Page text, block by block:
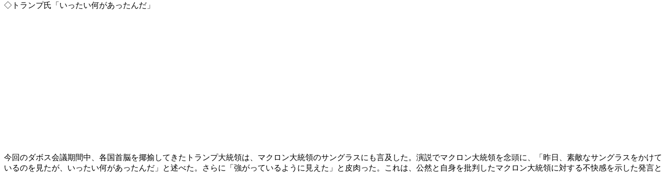
◇トランプ氏「いったい何があったんだ」
今回のダボス会議期間中、各国首脳を揶揄してきたトランプ大統領は、マクロン大統領のサングラスにも言及した。演説でマクロン大統領を念頭に、「昨日、素敵なサングラスをかけて
いるのを見たが、いったい何があったんだ」と述べた。さらに「強がっているように見えた」と皮肉った。これは、公然と自身を批判したマクロン大統領に対する不快感を示した発言と